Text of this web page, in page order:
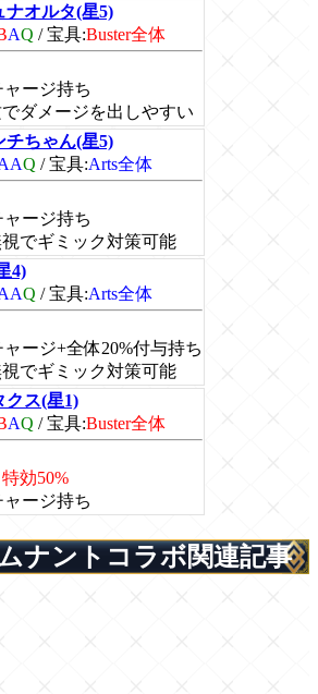
ナオルタ(星5)
AQ /宝具:Buster全体
ャージ持ち
でダメージを出しやすい
チちゃん(星5)
Q /宝具:Arts全体
ャージ持ち
視でギミック対策可能
4)
Q /宝具:Arts全体
ャージ+全体20%付与持ち
視でギミック対策可能
クス(星1)
AQ /宝具:Buster全体
効50%
ャージ持ち
ナントコラボ関連記事